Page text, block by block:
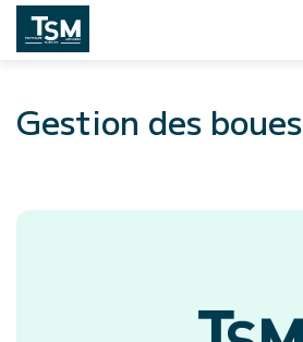
Gestion des boues